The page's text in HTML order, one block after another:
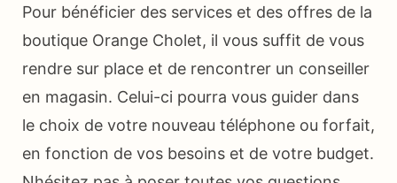
Pour bénéficier des services et des offres de la
boutique Orange Cholet, il vous suffit de vous
rendre sur place et de rencontrer un conseiller
en magasin. Celui-ci pourra vous guider dans
le choix de votre nouveau téléphone ou forfait,
en fonction de vos besoins et de votre budget.